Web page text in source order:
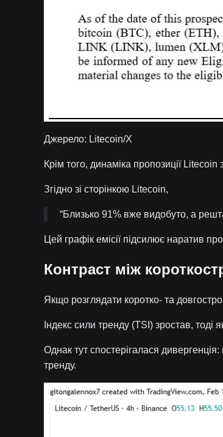
Джерело: Litecoin/X
Крім того, динаміка пропозиції
Згідно зі сторінкою Litecoin,
“Близько 91% вже видобуто, а
Цей графік емісії підсилює наратив
Контраст між
Якщо розглядати коротко- та
Індекс сили тренду (TSI) зростав,
Однак тут спостерігалася
тренду.